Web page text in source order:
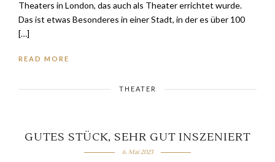
Theaters in London, das auch als Theater errichtet wurde.
Das ist etwas Besonderes in einer Stadt, in der es über 100
[…]
READ MORE
THEATER
GUTES STÜCK, SEHR GUT INSZENIERT
6. Mai 2023